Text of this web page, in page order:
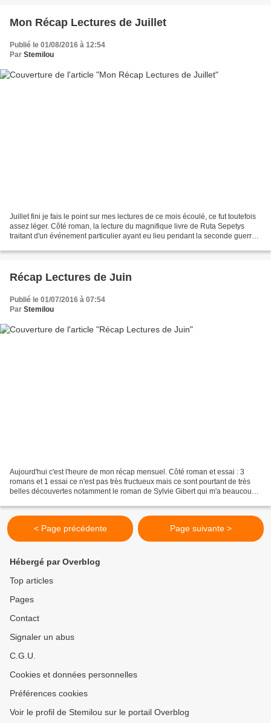
Mon Récap Lectures de Juillet
Publié le 01/08/2016 à 12:54
Par Stemilou
Juillet fini je fais le point sur mes lectures de ce mois écoulé, ce fut toutefois
assez léger. Côté roman, la lecture du magnifique livre de Ruta Sepetys
traitant d'un événement particulier ayant eu lieu pendant la seconde guerre
Récap Lectures de Juin
Publié le 01/07/2016 à 07:54
Par Stemilou
Aujourd'hui c'est l'heure de mon récap mensuel. Côté roman et essai : 3
romans et 1 essai ce n'est pas très fructueux mais ce sont pourtant de très
belles découvertes notamment le roman de Sylvie Gibert qui m'a beaucoup
< Page précédente Page suivante >
Hébergé par Overblog
Top articles
Pages
Contact
Signaler un abus
C.G.U.
Cookies et données personnelles
Préférences cookies
Voir le profil de Stemilou sur le portail Overblog